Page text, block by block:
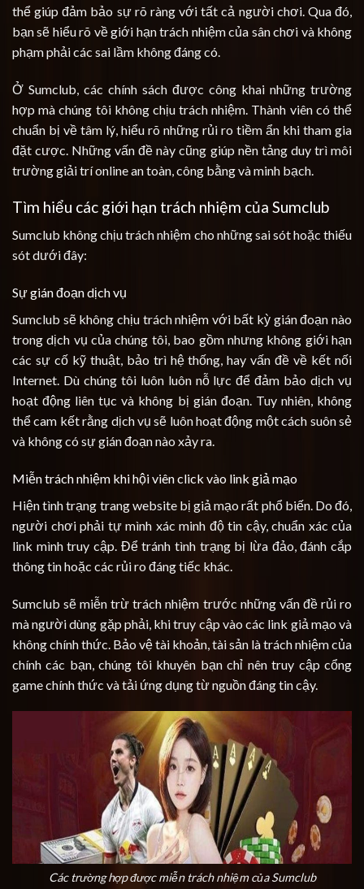
thể giúp đảm bảo sự rõ ràng với tất cả người chơi. Qua đó,
bạn sẽ hiểu rõ về giới hạn trách nhiệm của sân chơi và không
phạm phải các sai lầm không đáng có.
Ở Sumclub, các chính sách được công khai những trường
hợp mà chúng tôi không chịu trách nhiệm. Thành viên có thể
chuẩn bị về tâm lý, hiểu rõ những rủi ro tiềm ẩn khi tham gia
đặt cược. Những vấn đề này cũng giúp nền tảng duy trì môi
trường giải trí online an toàn, công bằng và minh bạch.
Tìm hiểu các giới hạn trách nhiệm của Sumclub
Sumclub không chịu trách nhiệm cho những sai sót hoặc thiếu
sót dưới đây:
Sự gián đoạn dịch vụ
Sumclub sẽ không chịu trách nhiệm với bất kỳ gián đoạn nào
trong dịch vụ của chúng tôi, bao gồm nhưng không giới hạn
các sự cố kỹ thuật, bảo trì hệ thống, hay vấn đề về kết nối
Internet. Dù chúng tôi luôn luôn nỗ lực để đảm bảo dịch vụ
hoạt động liên tục và không bị gián đoạn. Tuy nhiên, không
thể cam kết rằng dịch vụ sẽ luôn hoạt động một cách suôn sẻ
và không có sự gián đoạn nào xảy ra.
Miễn trách nhiệm khi hội viên click vào link giả mạo
Hiện tình trạng trang website bị giả mạo rất phổ biến. Do đó,
người chơi phải tự mình xác minh độ tin cậy, chuẩn xác của
link mình truy cập. Để tránh tình trạng bị lừa đảo, đánh cắp
thông tin hoặc các rủi ro đáng tiếc khác.
Sumclub sẽ miễn trừ trách nhiệm trước những vấn đề rủi ro
mà người dùng gặp phải, khi truy cập vào các link giả mạo và
không chính thức. Bảo vệ tài khoản, tài sản là trách nhiệm của
chính các bạn, chúng tôi khuyên bạn chỉ nên truy cập cổng
game chính thức và tải ứng dụng từ nguồn đáng tin cậy.
Các trường hợp được miễn trách nhiệm của Sumclub